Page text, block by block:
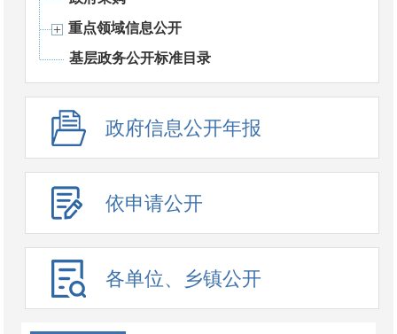
重点领域信息公开
基层政务公开标准目录
政府信息公开年报
依申请公开
各单位、乡镇公开